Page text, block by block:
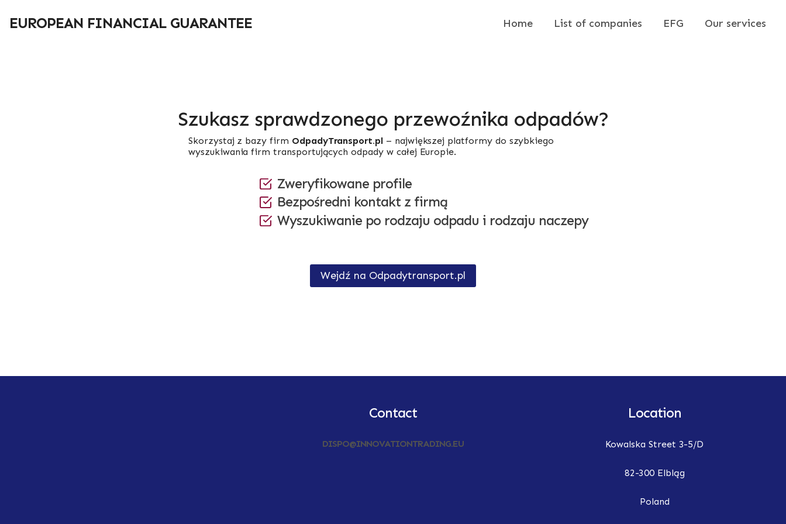
treści
EUROPEAN FINANCIAL GUARANTEE Home List of companies EFG Our services
Szukasz sprawdzonego przewoźnika odpadów?
Skorzystaj z bazy firm OdpadyTransport.pl– największej platformy do szybkiego
wyszukiwania firm transportujących odpady w całej Europie.
Zweryfikowane profile
Bezpośredni kontakt z firmą
Wyszukiwanie po rodzaju odpadu i rodzaju naczepy
Wejdź na Odpadytransport.pl
Contact
DISPO@INNOVATIONTRADING.EU
Location
Kowalska Street 3-5/D
82-300 Elbląg
Poland